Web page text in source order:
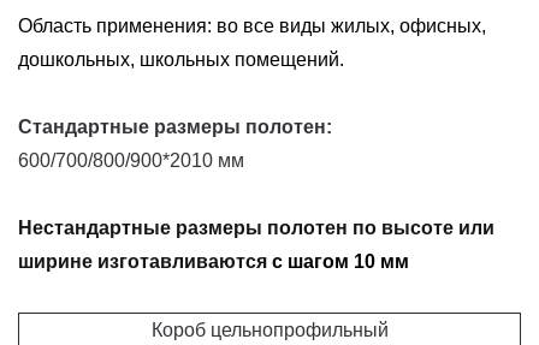
Область применения: во все виды жилых, офисных,
дошкольных, школьных помещений.
Стандартные размеры полотен:
600/700/800/900*2010 мм
Нестандартные размеры полотен по высоте или
ширине изготавливаются с шагом 10 мм
Короб цельнопрофильный